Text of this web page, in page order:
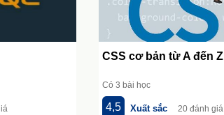
CSS cơ bản từ A đến Z
Có 3 bài học
4,5 Xuất sắc 20 đánh giá